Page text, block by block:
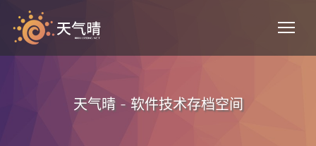
天气晴 - 软件技术存档空间